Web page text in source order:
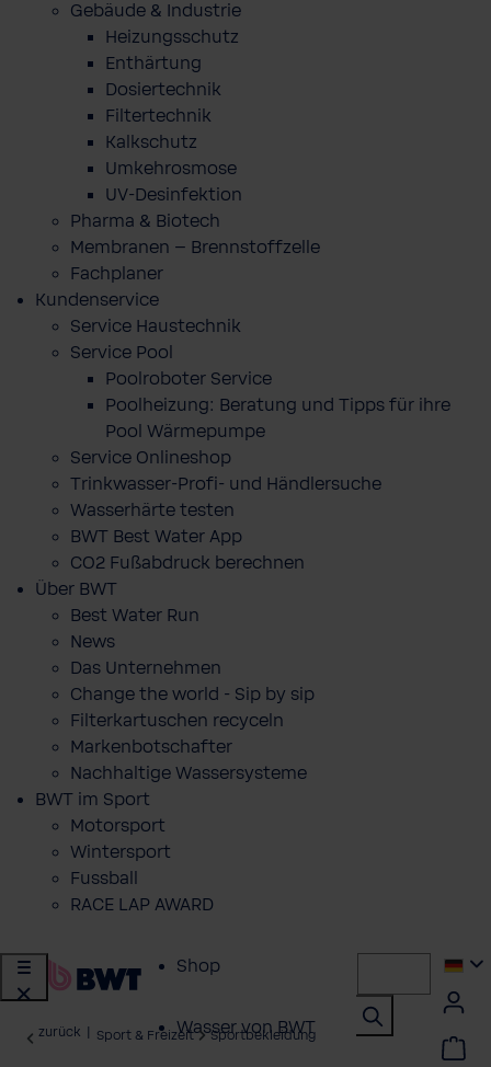
Gebäude & Industrie
Heizungsschutz
Enthärtung
Dosiertechnik
Filtertechnik
Kalkschutz
Umkehrosmose
UV-Desinfektion
Pharma & Biotech
Membranen – Brennstoffzelle
Fachplaner
Kundenservice
Service Haustechnik
Service Pool
Poolroboter Service
Poolheizung: Beratung und Tipps für ihre
Pool Wärmepumpe
Service Onlineshop
Trinkwasser-Profi- und Händlersuche
Wasserhärte testen
BWT Best Water App
CO2 Fußabdruck berechnen
Über BWT
Best Water Run
News
Das Unternehmen
Change the world - Sip by sip
Filterkartuschen recyceln
Markenbotschafter
Nachhaltige Wassersysteme
BWT im Sport
Motorsport
Wintersport
Fussball
RACE LAP AWARD
Shop
Wasser von BWT
zurück Sport & Freizeit Sportbekleidung